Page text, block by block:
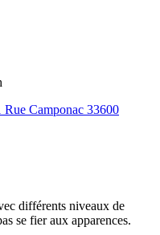
Rue Camponac 33600
différents niveaux de
se fier aux apparences.